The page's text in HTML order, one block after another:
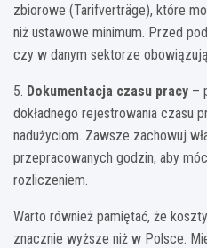
zbiorowe (Tarifverträge), które
niż ustawowe minimum. Przed
czy w danym sektorze
5. Dokumentacja czasu pracy –
dokładnego rejestrowania czasu
nadużyciom. Zawsze zachowuj
przepracowanych godzin, aby
rozliczeniem.
Warto również pamiętać, że
znacznie wyższe niż w Polsce.